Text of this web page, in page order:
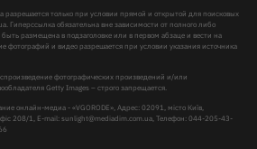
разрешается только при условии прямой и открытой для поисковых
Гиперссылка обязательна вне зависимости от полного либо
размещена в подзаголовке или в первом абзаце и вести на
фотографий и видео разрешается при условии указания источника
фотографических произведений и/или
Getty Images – строго запрещается.
онлайн-медиа - «VGORODE», Адрес: 02091, місто Київ,
208/1, E-mail:sunlight@mediadim.com.ua , Телефон: 044-205-43-